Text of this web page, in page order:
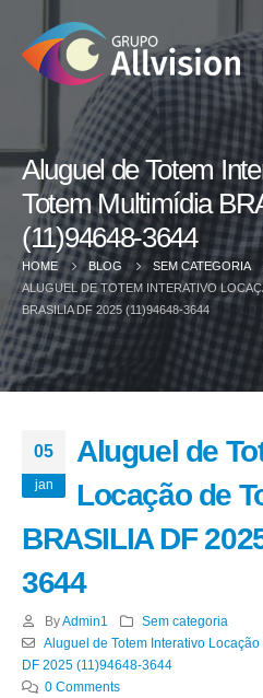
Aluguel de Totem
Totem Multimídia
(11)94648-3644
HOME BLOG
SEM CATEGORIA
ALUGUEL DE TOTEM INTERATIVO
BRASILIA DF 2025 (11)94648-3644
05
jan
Aluguel de
Locação de
BRASILIA DF
3644
ByAdmin1
Sem categoria
Aluguel de Totem Interativo
DF 2025 (11)94648-3644
0 Comments